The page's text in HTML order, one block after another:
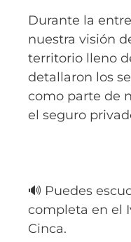
Durante la
nuestra visión
territorio lleno
detallaron los
como parte de
el seguro
🔊 Puedes
completa en el
Cinca.